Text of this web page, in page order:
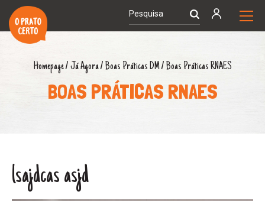
Homepage/ Já Agora/ Boas Práticas DM/ Boas Práticas RNAES
BOAS PRÁTICAS RNAES
lsajdcas asjd